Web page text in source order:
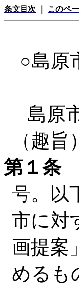
条文目次 このペ
○島原
島原
（趣旨）
第１条
号。以
市に対
画提案
めるも